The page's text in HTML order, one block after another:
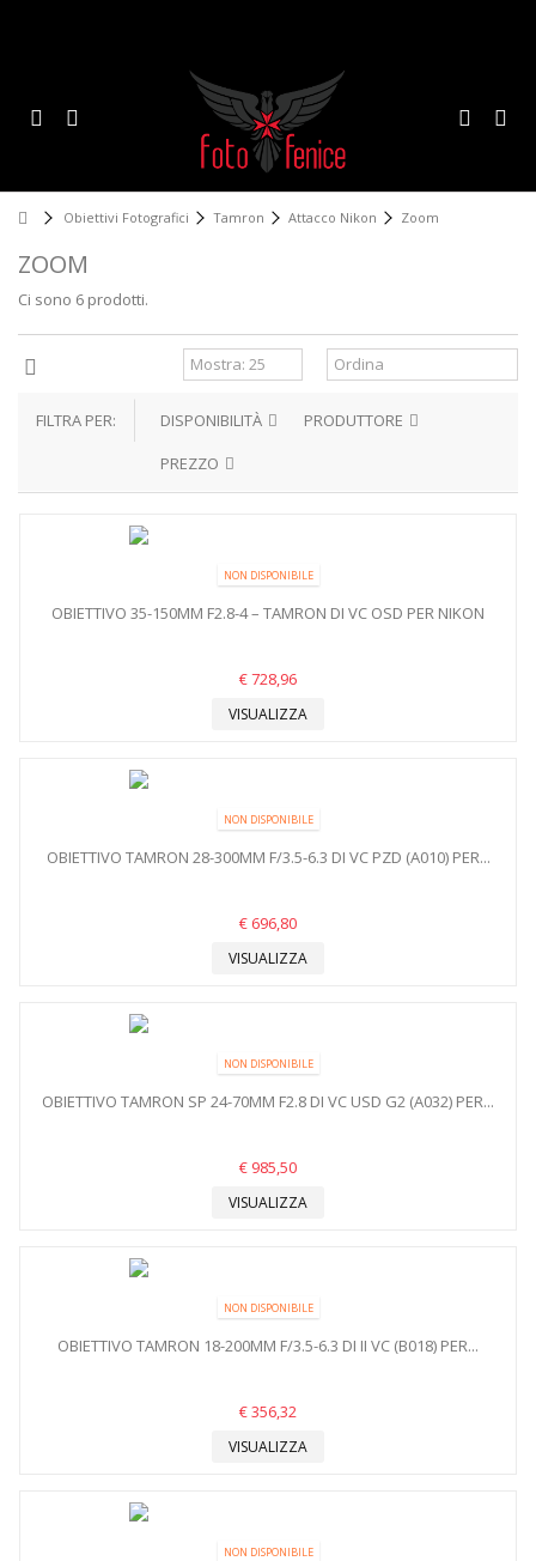
Obiettivi Fotografici Tamron Attacco Nikon Zoom
ZOOM
Ci sono 6 prodotti.
FILTRA PER: DISPONIBILITÀ
PRODUTTORE
PREZZO
NON DISPONIBILE
OBIETTIVO 35-150MM F2.8-4 – TAMRON DI VC OSD PER NIKON
€ 728,96
VISUALIZZA
NON DISPONIBILE
OBIETTIVO TAMRON 28-300MM F/3.5-6.3 DI VC PZD (A010) PER...
€ 696,80
VISUALIZZA
NON DISPONIBILE
OBIETTIVO TAMRON SP 24-70MM F2.8 DI VC USD G2 (A032) PER...
€ 985,50
VISUALIZZA
NON DISPONIBILE
OBIETTIVO TAMRON 18-200MM F/3.5-6.3 DI II VC (B018) PER...
€ 356,32
VISUALIZZA
NON DISPONIBILE